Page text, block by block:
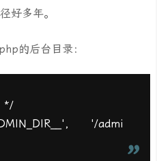
好多年。
的后台目录：
*/
'/admi